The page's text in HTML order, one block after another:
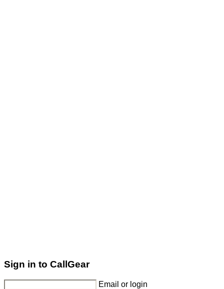
Sign in to CallGear
Email or login